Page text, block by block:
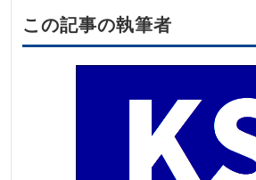
この記事の執筆者